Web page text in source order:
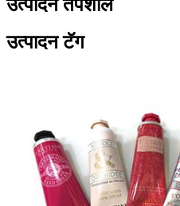
उत्पादन तपशील
उत्पादन टॅग